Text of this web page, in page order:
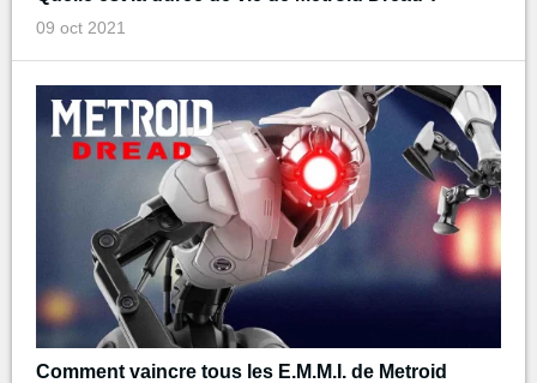
09 oct 2021
Comment vaincre tous les E.M.M.I. de Metroid